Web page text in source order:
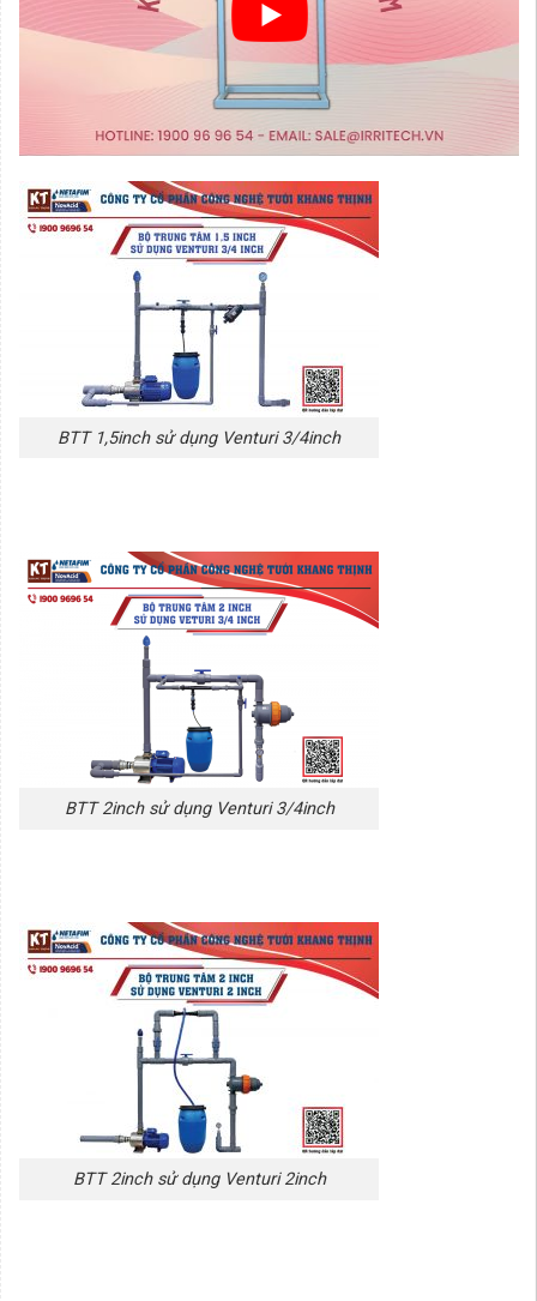
BTT 1,5inch sử dụng Venturi 3/4inch
BTT 2inch sử dụng Venturi 3/4inch
BTT 2inch sử dụng Venturi 2inch